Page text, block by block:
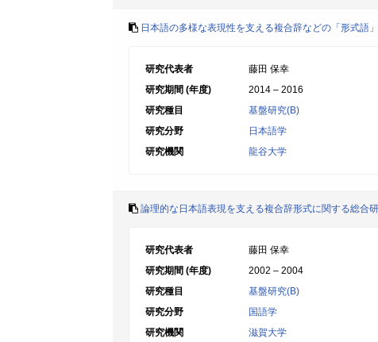
日本語の多様な表現性を支える複合辞などの「形式語
研究代表者
藤田 保幸
研究期間 (年度)
2014 – 2016
研究種目
基盤研究(B)
研究分野
日本語学
研究機関
龍谷大学
論理的な日本語表現を支える複合辞形式に関する総合
研究代表者
藤田 保幸
研究期間 (年度)
2002 – 2004
研究種目
基盤研究(B)
研究分野
国語学
研究機関
滋賀大学